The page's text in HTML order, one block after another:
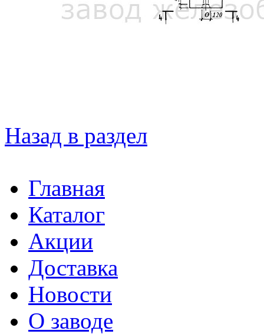
Назад в раздел
Главная
Каталог
Акции
Доставка
Новости
О заводе